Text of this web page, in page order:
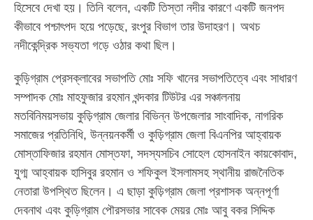
হিসেবে দেখা হয়। তিনি বলেন, একটি তিস্তা নদীর কারণে একটি জনপদ
কীভাবে পশ্চাৎপদ হয়ে পড়েছে, রংপুর বিভাগ তার উদাহরণ। অথচ
নদীকেন্দ্রিক সভ্যতা গড়ে ওঠার কথা ছিল।
কুড়িগ্রাম প্রেসক্লাবের সভাপতি মোঃ সফি খানের সভাপতিত্বে এবং সাধারণ
সম্পাদক মোঃ মাহফুজার রহমান খন্দকার টিউটর এর সঞ্চালনায়
মতবিনিময়সভায় কুড়িগ্রাম জেলার বিভিন্ন উপজেলার সাংবাদিক, নাগরিক
সমাজের প্রতিনিধি, উন্নয়নকর্মী ও কুড়িগ্রাম জেলা বিএনপির আহ্বায়ক
মোস্তাফিজার রহমান মোস্তফা, সদস্যসচিব সোহেল হোসনাইন কায়কোবাদ,
যুগ্ম আহ্বায়ক হাসিবুর রহমান ও শফিকুল ইসলামসহ স্থানীয় রাজনৈতিক
নেতারা উপস্থিত ছিলেন। এ ছাড়া কুড়িগ্রাম জেলা প্রশাসক অন্নপূর্ণা
দেবনাথ এবং কুড়িগ্রাম পৌরসভার সাবেক মেয়র মোঃ আবু বকর সিদ্দিক